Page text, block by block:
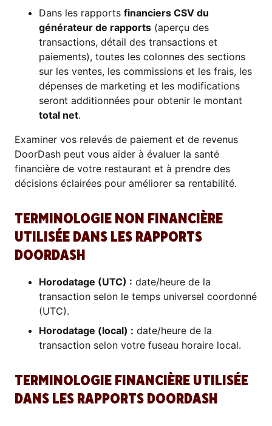
Dans les rapports financiers CSV du
générateur de rapports (aperçu des
transactions, détail des transactions et
paiements), toutes les colonnes des sections
sur les ventes, les commissions et les frais, les
dépenses de marketing et les modifications
seront additionnées pour obtenir le montant
total net.
Examiner vos relevés de paiement et de revenus
DoorDash peut vous aider à évaluer la santé
financière de votre restaurant et à prendre des
décisions éclairées pour améliorer sa rentabilité.
TERMINOLOGIE NON FINANCIÈRE
UTILISÉE DANS LES RAPPORTS
DOORDASH
Horodatage (UTC) : date/heure de la
transaction selon le temps universel coordonné
(UTC).
Horodatage (local) : date/heure de la
transaction selon votre fuseau horaire local.
TERMINOLOGIE FINANCIÈRE UTILISÉE
DANS LES RAPPORTS DOORDASH